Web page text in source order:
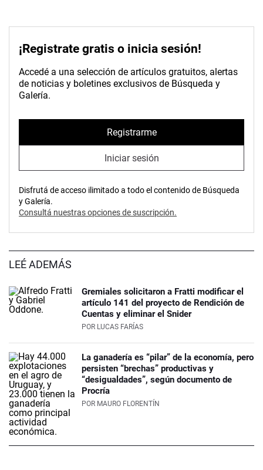
¡Registrate gratis o inicia sesión!
Accedé a una selección de artículos gratuitos, alertas
de noticias y boletines exclusivos de Búsqueda y
Galería.
Registrarme
Iniciar sesión
Disfrutá de acceso ilimitado a todo el contenido de Búsqueda
y Galería.
Consultá nuestras opciones de suscripción.
LEÉ ADEMÁS
Gremiales solicitaron a Fratti modificar el
artículo 141 del proyecto de Rendición de
Cuentas y eliminar el Snider
POR LUCAS FARÍAS
La ganadería es “pilar” de la economía, pero
persisten “brechas” productivas y
“desigualdades”, según documento de
Procría
POR MAURO FLORENTÍN